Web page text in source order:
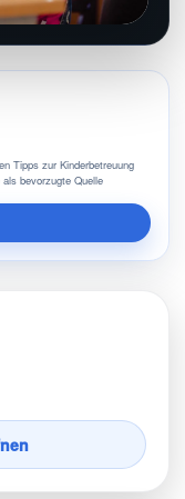
Tipps zur Kinderbetreuung
bevorzugte Quelle